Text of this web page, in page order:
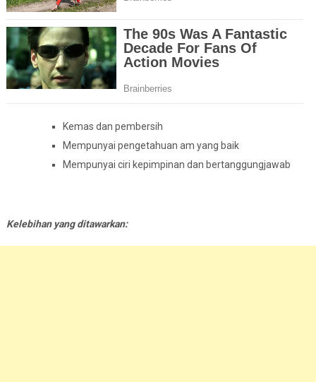
Kemas dan pembersih
Mempunyai pengetahuan am yang baik
Mempunyai ciri kepimpinan dan bertanggungjawab
Kelebihan yang ditawarkan: